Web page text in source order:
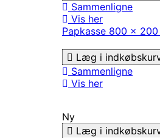
Sammenligne
Vis her
Papkasse 800 x
Læg i
Sammenligne
Vis her
Ny
Læg i